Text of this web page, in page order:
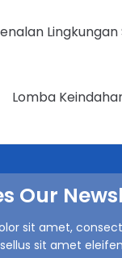
Lingkungan
Lomba
Our
sit amet,
sit amet